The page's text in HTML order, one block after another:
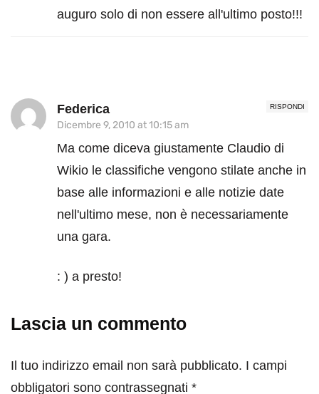
auguro solo di non essere all'ultimo posto!!!
RISPONDI
Federica
Dicembre 9, 2010 at 10:15 am
Ma come diceva giustamente Claudio di
Wikio le classifiche vengono stilate anche in
base alle informazioni e alle notizie date
nell'ultimo mese, non è necessariamente
una gara.
: ) a presto!
Lascia un commento
Il tuo indirizzo email non sarà pubblicato. I campi
obbligatori sono contrassegnati *